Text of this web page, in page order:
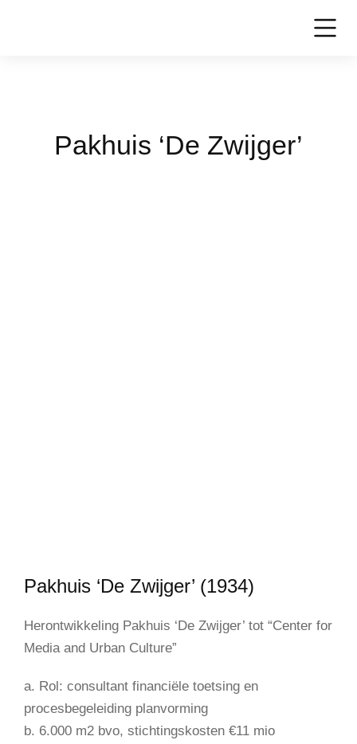
Pakhuis ‘De Zwijger’
Pakhuis ‘De Zwijger’ (1934)
Herontwikkeling Pakhuis ‘De Zwijger’ tot “Center for
Media and Urban Culture”
a. Rol: consultant financiële toetsing en
procesbegeleiding planvorming
b. 6.000 m2 bvo, stichtingskosten €11 mio